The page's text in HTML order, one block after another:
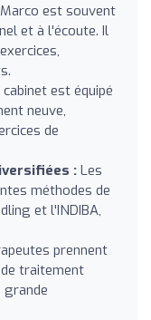
Marco est souvent
et à l'écoute. Il
cabinet est équipé
neuve,
de
: Les
méthodes de
et l'INDIBA,
prennent
traitement
grande